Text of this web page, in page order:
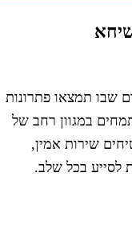
שבו תמצאו פתרונות
במגוון רחב של
שירות אמין,
לסייע בכל שלב.